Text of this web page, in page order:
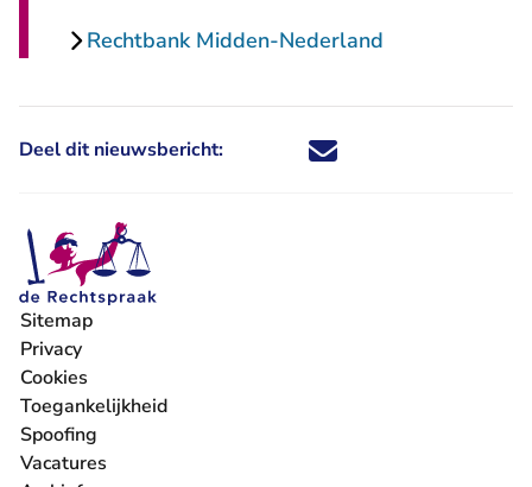
Rechtbank Midden-Nederland
Deel dit nieuwsbericht: Deel dit nieuwsbericht via X -
Deel dit nieuwsbericht via
Deel dit nieuwsbericht
Deel dit
Sitemap
Privacy
Cookies
Toegankelijkheid
Spoofing
Vacatures
- U verlaat Rechtspraak.nl